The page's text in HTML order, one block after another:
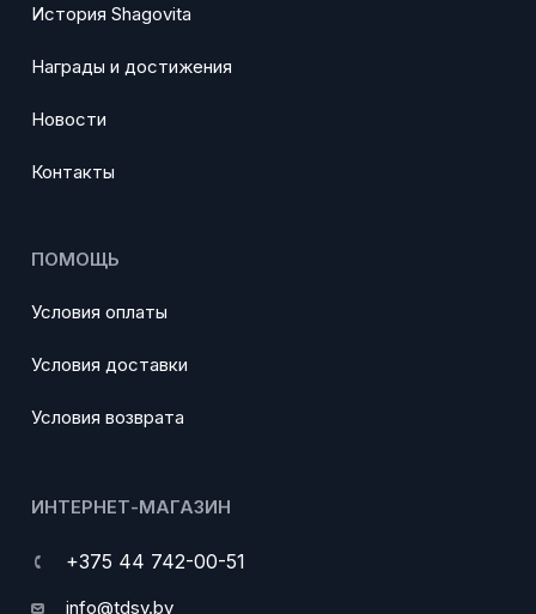
История Shagovita
Награды и достижения
Новости
Контакты
ПОМОЩЬ
Условия оплаты
Условия доставки
Условия возврата
ИНТЕРНЕТ-МАГАЗИН
+375 44 742-00-51
info@tdsv.by